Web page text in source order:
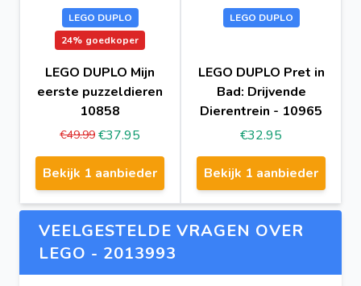
LEGO DUPLO
24% goedkoper
LEGO DUPLO Mijn
eerste puzzeldieren
10858
€49.99 €37.95
Bekijk 1 aanbieder
LEGO DUPLO
LEGO DUPLO Pret in
Bad: Drijvende
Dierentrein - 10965
€32.95
Bekijk 1 aanbieder
VEELGESTELDE VRAGEN OVER
LEGO - 2013993